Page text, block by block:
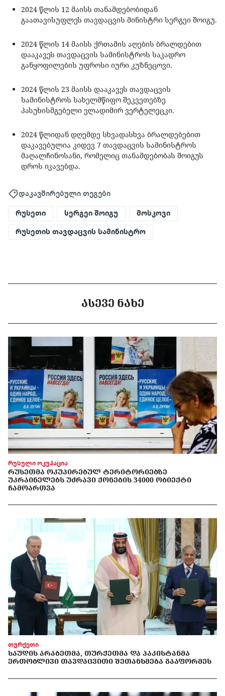
2024 წლის 12 მაისს თანამდებობიდან
გაათავისუფლეს თავდაცვის მინისტრი სერგეი შოიგუ.
2024 წლის 14 მაისს ქრთამის აღების ბრალდებით
დააკავეს თავდაცვის სამინისტროს საკადრო
განყოფილების უფროსი იური კუზნეცოვი.
2024 წლის 23 მაისს დააკავეს თავდაცვის
სამინისტროს სახელმწიფო შეკვეთებზე
პასუხისმგებელი ვლადიმირ ვერტელეცკი.
2024 წლიდან დღემდე სხვადასხვა ბრალდებებით
დაკავებულია კიდევ 7 თავდაცვის სამინისტროს
მაღალჩინოსანი, რომელიც თანამდებობას შოიგუს
დროს იკავებდა.
დაკავშირებული თეგები
რუსეთი სერგეი შოიგუ მოსკოვი
რუსეთის თავდაცვის სამინისტრო
ᲐᲡᲔᲕᲔ ᲜᲐᲮᲔ
რუსული ოკუპაცია
ᲠᲣᲡᲔᲗᲛᲐ ᲝᲙᲣᲞᲘᲠᲔᲑᲣᲚ ᲢᲔᲠᲘᲢᲝᲠᲘᲔᲑᲖᲔ
ᲣᲙᲠᲐᲘᲜᲔᲚᲔᲑᲡ ᲣᲫᲠᲐᲕᲘ ᲥᲝᲜᲔᲑᲘᲡ 34000 ᲝᲑᲘᲔᲥᲢᲘ
ᲩᲐᲛᲝᲐᲠᲗᲕᲐ
თურქეთი
ᲡᲐᲣᲓᲘᲡ ᲐᲠᲐᲑᲔᲗᲛᲐ, ᲗᲣᲠᲥᲔᲗᲛᲐ ᲓᲐ ᲞᲐᲙᲘᲡᲢᲐᲜᲛᲐ
ᲔᲠᲗᲝᲑᲚᲘᲕᲘ ᲗᲐᲕᲓᲐᲪᲕᲘᲗᲘ ᲨᲔᲗᲐᲜᲮᲛᲔᲑᲐ ᲒᲐᲐᲤᲝᲠᲛᲔᲡ